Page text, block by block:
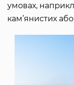
умовах,
кам’янистих